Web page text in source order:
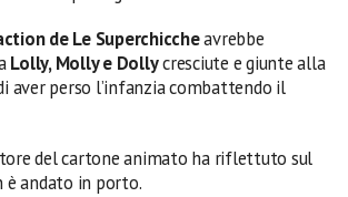
de Le Superchiccheavrebbe
Lolly, Molly e Dollycresciute e giunte alla
aver perso l’infanzia combattendo il
del cartone animato ha riflettuto sul
è andato in porto.